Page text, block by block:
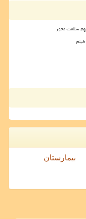
سلامت محور
بیمارستان